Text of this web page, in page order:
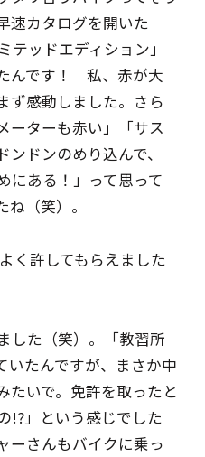
速カタログを開いた
テッドエディション」
んです！ 私、赤が大
ず感動しました。さら
ーターも赤い」「サス
ドンのめり込んで、
にある！」って思って
（笑）。
許してもらえました
した（笑）。「教習所
いたんですが、まさか中
たいで。免許を取ったと
!?」という感じでした
ーさんもバイクに乗っ